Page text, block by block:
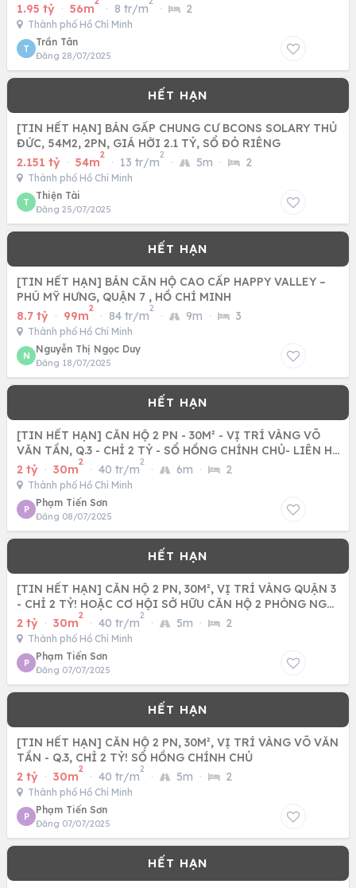
1.95 tỷ · 56m · 8 tr/m · 2
Thành phố Hồ Chí Minh
T
Trần Tân
Đăng 28/07/2025
[TIN HẾT HẠN] BÁN GẤP CHUNG CƯ BCONS SOLARY THỦ
ĐỨC, 54M2, 2PN, GIÁ HỜI 2.1 TỶ, SỔ ĐỎ RIÊNG
2.151 tỷ · 54m
2
· 13 tr/m
2
· 5m · 2
Thành phố Hồ Chí Minh
T
Thiện Tài
Đăng 25/07/2025
[TIN HẾT HẠN] BÁN CĂN HỘ CAO CẤP HAPPY VALLEY –
PHÚ MỸ HƯNG, QUẬN 7 , HỒ CHÍ MINH
8.7 tỷ · 99m
2
· 84 tr/m
2
· 9m · 3
Thành phố Hồ Chí Minh
N
Nguyễn Thị Ngọc Duy
Đăng 18/07/2025
[TIN HẾT HẠN] CĂN HỘ 2 PN - 30M² - VỊ TRÍ VÀNG VÕ
VĂN TẦN, Q.3 - CHỈ 2 TỶ - SỔ HỒNG CHÍNH CHỦ- LIÊN HỆ
NGAY
2 tỷ · 30m
2
· 40 tr/m
2
· 6m · 2
Thành phố Hồ Chí Minh
P
Phạm Tiến Sơn
Đăng 08/07/2025
[TIN HẾT HẠN] CĂN HỘ 2 PN, 30M², VỊ TRÍ VÀNG QUẬN 3
- CHỈ 2 TỶ! HOẶC CƠ HỘI SỞ HỮU CĂN HỘ 2 PHÒNG NGỦ
QUẬN 3,
2 tỷ · 30m
2
· 40 tr/m
2
· 5m · 2
Thành phố Hồ Chí Minh
P
Phạm Tiến Sơn
Đăng 07/07/2025
[TIN HẾT HẠN] CĂN HỘ 2 PN, 30M², VỊ TRÍ VÀNG VÕ VĂN
TẦN - Q.3, CHỈ 2 TỶ! SỔ HỒNG CHÍNH CHỦ
2 tỷ · 30m
2
· 40 tr/m
2
· 5m · 2
Thành phố Hồ Chí Minh
P
Phạm Tiến Sơn
Đăng 07/07/2025